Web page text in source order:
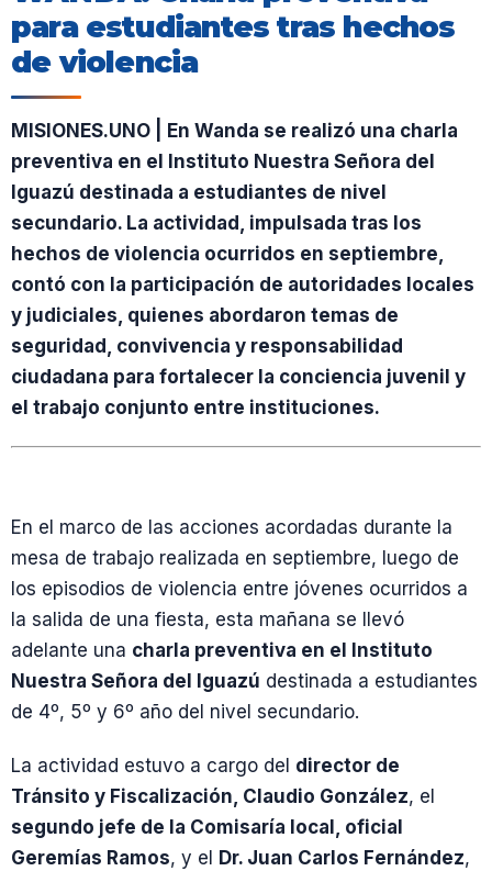
para estudiantes tras hechos
de violencia
MISIONES.UNO | En Wanda se realizó una charla
preventiva en el Instituto Nuestra Señora del
Iguazú destinada a estudiantes de nivel
secundario. La actividad, impulsada tras los
hechos de violencia ocurridos en septiembre,
contó con la participación de autoridades locales
y judiciales, quienes abordaron temas de
seguridad, convivencia y responsabilidad
ciudadana para fortalecer la conciencia juvenil y
el trabajo conjunto entre instituciones.
En el marco de las acciones acordadas durante la
mesa de trabajo realizada en septiembre, luego de
los episodios de violencia entre jóvenes ocurridos a
la salida de una fiesta, esta mañana se llevó
adelante una charla preventiva en el Instituto
Nuestra Señora del Iguazú destinada a estudiantes
de 4º, 5º y 6º año del nivel secundario.
La actividad estuvo a cargo del director de
Tránsito y Fiscalización, Claudio González, el
segundo jefe de la Comisaría local, oficial
Geremías Ramos, y el Dr. Juan Carlos Fernández,